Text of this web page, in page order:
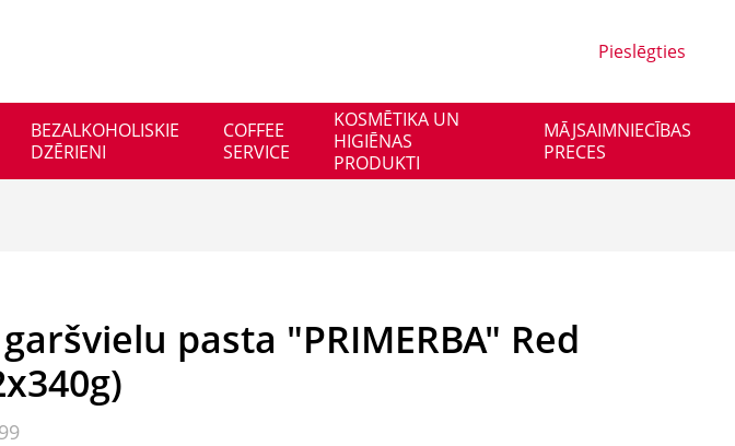
Pieslēgties
BEZALKOHOLISKIE
DZĒRIENI
COFFEE
SERVICE
KOSMĒTIKA UN
HIGIĒNAS
PRODUKTI
MĀJSAIMNIECĪBAS
PRECES
pasta "PRIMERBA" Red